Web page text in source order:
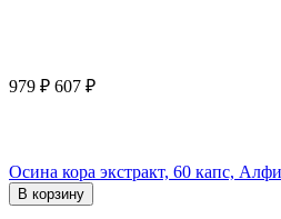
979 ₽ 607 ₽
Осина кора экстракт, 60 капс,
В корзину